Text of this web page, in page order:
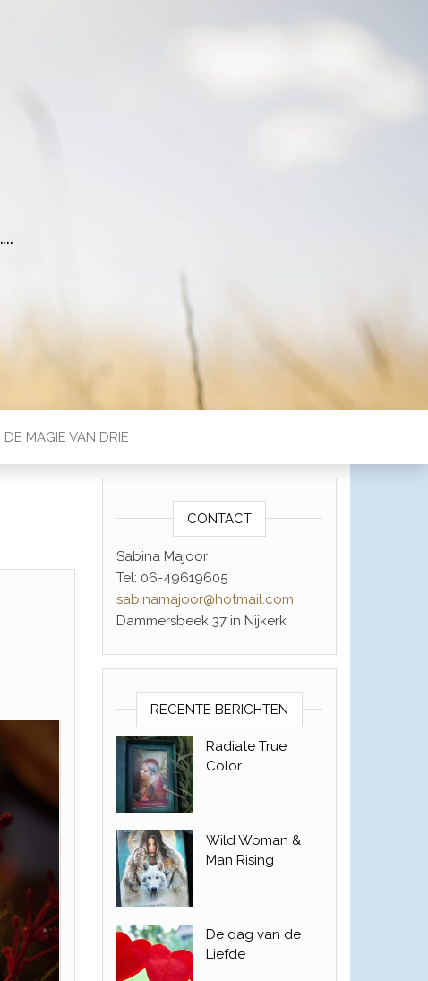
DE MAGIE VAN DRIE
CONTACT
Sabina Majoor
Tel: 06-49619605
sabinamajoor@hotmail.com
Dammersbeek 37 in Nijkerk
RECENTE BERICHTEN
Radiate True
Color
Wild Woman &
Man Rising
De dag van de
Liefde